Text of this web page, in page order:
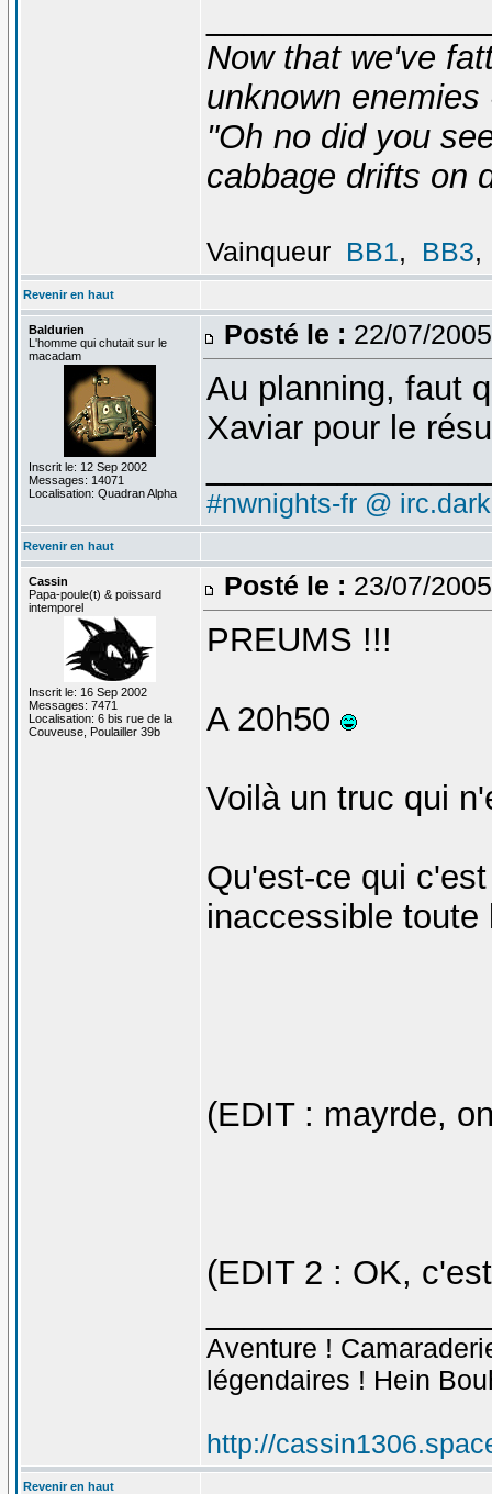
Now that we've
unknown
"Oh no did you
cabbage drifts on
Vainqueur BB1, BB3,
Revenir en haut
Baldurien
L'homme qui chutait sur le
macadam
Inscrit le: 12 Sep 2002
Messages: 14071
Localisation: Quadran Alpha
Posté le : 22/07/
Au planning, faut
Xaviar pour le
#nwnights-fr @
Revenir en haut
Cassin
Papa-poule(t) & poissard
intemporel
Inscrit le: 16 Sep 2002
Messages: 7471
Localisation: 6 bis rue de la
Couveuse, Poulailler 39b
Posté le : 23/07/
PREUMS !!!
A 20h50
Voilà un truc qui
Qu'est-ce qui
inaccessible
(EDIT : mayrde,
(EDIT 2 : OK,
Aventure !
légendaires ! Hein
http://
Revenir en haut